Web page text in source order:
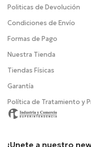
Politicas de Devolución
Condiciones de Envío
Formas de Pago
Nuestra Tienda
Tiendas Físicas
Garantía
Política de Tratamiento y
¡Unete a nuestro